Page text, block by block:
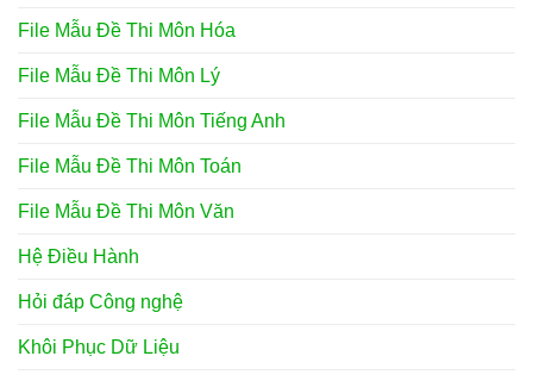
File Mẫu Đề Thi Môn Hóa
File Mẫu Đề Thi Môn Lý
File Mẫu Đề Thi Môn Tiếng Anh
File Mẫu Đề Thi Môn Toán
File Mẫu Đề Thi Môn Văn
Hệ Điều Hành
Hỏi đáp Công nghệ
Khôi Phục Dữ Liệu